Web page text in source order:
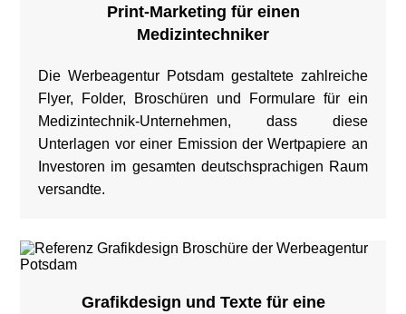
Print-Marketing für einen
Medizintechniker
Die Werbeagentur Potsdam gestaltete zahlreiche
Flyer, Folder, Broschüren und Formulare für ein
Medizintechnik-Unternehmen, dass diese
Unterlagen vor einer Emission der Wertpapiere an
Investoren im gesamten deutschsprachigen Raum
versandte.
Grafikdesign und Texte für eine